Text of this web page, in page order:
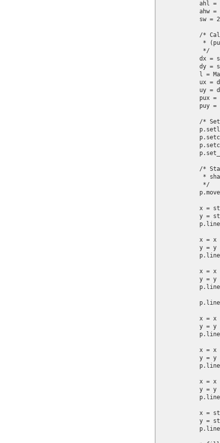
ahl =
ahw =
sw =
/*
*
             */
dx =
dy =
l =
ux =
uy =
pux =
puy =
/*
/*
*
             */
x =
y =
x = x
y = y
x = x
y = y
x = x
y = y
x = x
y = y
x = x
y = y
x =
y =